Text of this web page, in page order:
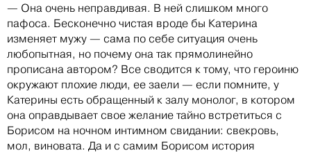
— Она очень неправдивая. В ней слишком много
пафоса. Бесконечно чистая вроде бы Катерина
изменяет мужу — сама по себе ситуация очень
любопытная, но почему она так прямолинейно
прописана автором? Все сводится к тому, что героиню
окружают плохие люди, ее заели — если помните, у
Катерины есть обращенный к залу монолог, в котором
она оправдывает свое желание тайно встретиться с
Борисом на ночном интимном свидании: свекровь,
мол, виновата. Да и с самим Борисом история